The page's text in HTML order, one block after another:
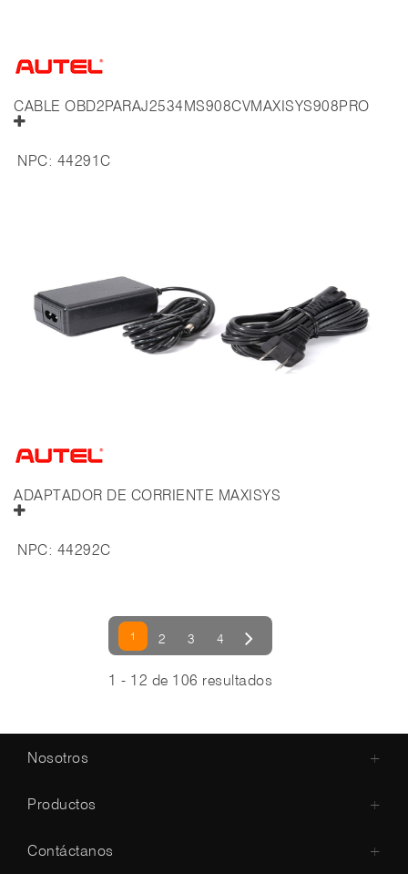
CABLE OBD2PARAJ2534MS908CVMAXISYS908PRO
NPC: 44291C
ADAPTADOR DE CORRIENTE MAXISYS
NPC: 44292C
1 2 3 4
1 - 12 de 106 resultados
Nosotros +
Productos +
Contáctanos +